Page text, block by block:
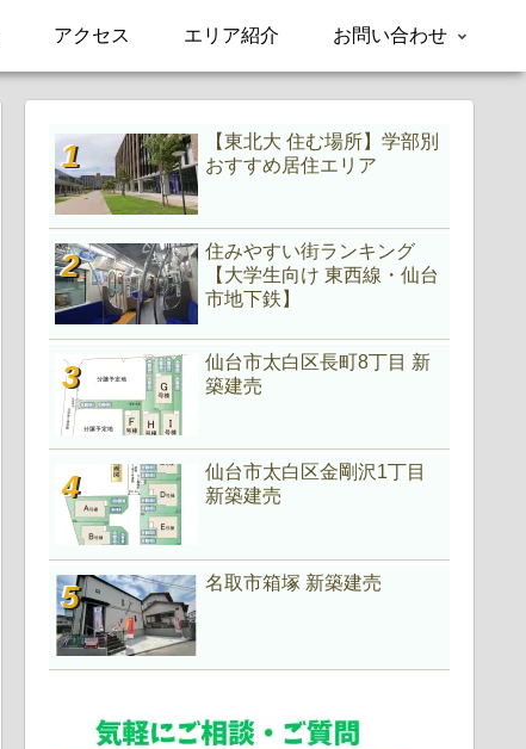
アクセス エリア紹介 お問い合わせ
【東北大 住む場所】学部別
おすすめ居住エリア
住みやすい街ランキング
【大学生向け 東西線・仙台
市地下鉄】
仙台市太白区長町8丁目 新
築建売
仙台市太白区金剛沢1丁目
新築建売
名取市箱塚 新築建売